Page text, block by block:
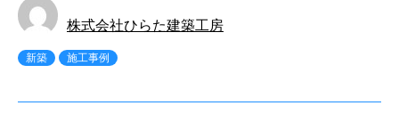
株式会社ひらた建築工房
新築 施工事例